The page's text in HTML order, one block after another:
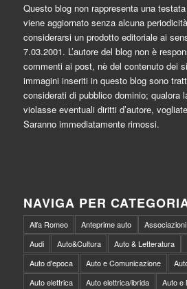
Questo blog non rappresenta una
viene aggiornato senza alcuna
considerarsi un prodotto editoriale ai
7.03.2001. L’autore del blog non è
commenti ai post, nè del contenuto dei
immagini inseriti in questo blog sono
considerati di pubblico dominio; qualora
violasse eventuali diritti d’autore,
Saranno immediatamente rimossi.
NAVIGA PER
Alfa Romeo Anteprime auto
Audi
Auto&Cultura Auto & Letteratura
Auto d'epoca
Auto e Comunicazione
Auto elettrica
Auto elettrica/ibrida Auto e